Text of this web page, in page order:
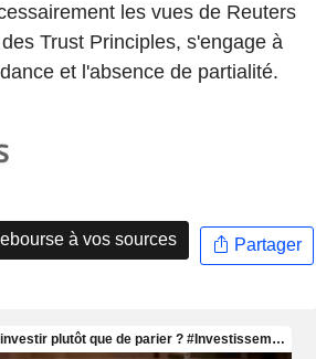
les vues de Reuters
Trust Principles, s'engage à
et l'absence de partialité.
à vos sources Partager